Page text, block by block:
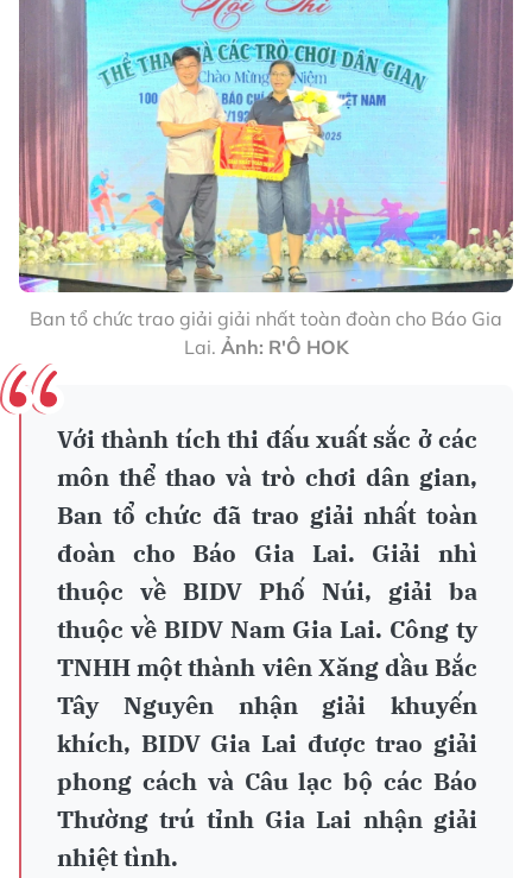
Ban tổ chức trao giải giải nhất toàn đoàn cho Báo Gia
Lai. Ảnh: R'Ô HOK
Với thành tích thi đấu xuất sắc ở các
môn thể thao và trò chơi dân gian,
Ban tổ chức đã trao giải nhất toàn
đoàn cho Báo Gia Lai. Giải nhì
thuộc về BIDV Phố Núi, giải ba
thuộc về BIDV Nam Gia Lai. Công ty
TNHH một thành viên Xăng dầu Bắc
Tây Nguyên nhận giải khuyến
khích, BIDV Gia Lai được trao giải
phong cách và Câu lạc bộ các Báo
Thường trú tỉnh Gia Lai nhận giải
nhiệt tình.